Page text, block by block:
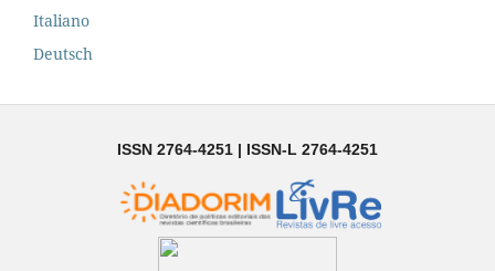
Italiano
Deutsch
ISSN 2764-4251 | ISSN-L 2764-4251